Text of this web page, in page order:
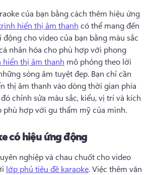
của bạn bằng cách thêm hiệu ứng
hiển thị âm thanh có thể mang đến
động cho video của bạn bằng màu sắc
nhân hóa cho phù hợp với phong
hiển thị âm thanh mô phỏng theo lời
sóng âm tuyệt đẹp. Bạn chỉ cần
thị âm thanh vào dòng thời gian phía
chỉnh sửa màu sắc, kiểu, vị trí và kích
phù hợp với gu thẩm mỹ của mình.
có hiệu ứng động
nghiệp và chau chuốt cho video
lớp phủ tiêu đề karaoke. Việc thêm văn